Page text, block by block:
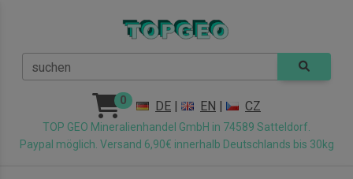
suchen
0 DE | EN | CZ
TOP GEO Mineralienhandel GmbH in 74589 Satteldorf.
Paypal möglich. Versand 6,90€ innerhalb Deutschlands bis 30kg